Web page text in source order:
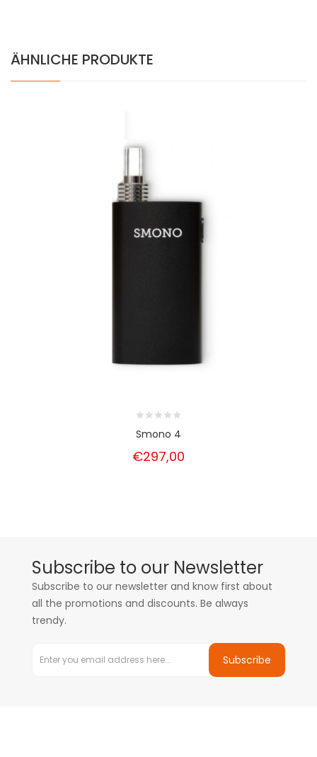
ÄHNLICHE PRODUKTE
Smono 4
€297,00
Subscribe to our Newsletter
Subscribe to our newsletter and know first about
all the promotions and discounts. Be always
trendy.
Subscribe